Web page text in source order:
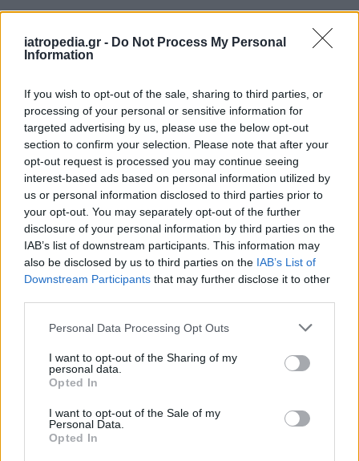
iatropedia.gr - Do Not Process My Personal
Information
If you wish to opt-out of the sale, sharing to third parties, or
processing of your personal or sensitive information for
targeted advertising by us, please use the below opt-out
section to confirm your selection. Please note that after your
opt-out request is processed you may continue seeing
interest-based ads based on personal information utilized by
us or personal information disclosed to third parties prior to
your opt-out. You may separately opt-out of the further
disclosure of your personal information by third parties on the
IAB’s list of downstream participants. This information may
also be disclosed by us to third parties on the IAB’s List of
Downstream Participants that may further disclose it to other
Personal Data Processing Opt Outs
I want to opt-out of the Sharing of my
personal data.
Opted In
I want to opt-out of the Sale of my
Personal Data.
Opted In
ΡΟΗ ΕΙΔΗΣΕΩΝ
ΕΙΔΗΣΕΙΣ 10 Αυγούστου 2026 14:45
«Δικαίωμα στη Λήθη» για τα άτομα με ιστορικό
καρκίνου στην Ελλάδα – Τι προβλέπει ο νέος νόμος